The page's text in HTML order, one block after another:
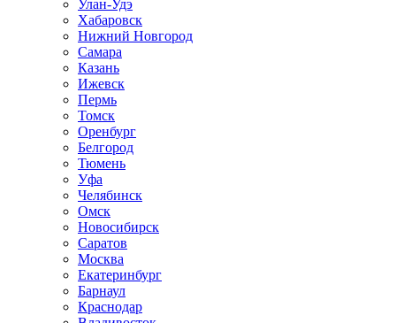
Улан-Удэ
Хабаровск
Нижний Новгород
Самара
Казань
Ижевск
Пермь
Томск
Оренбург
Белгород
Тюмень
Уфа
Челябинск
Омск
Новосибирск
Саратов
Москва
Екатеринбург
Барнаул
Краснодар